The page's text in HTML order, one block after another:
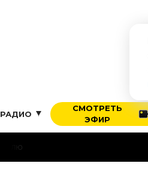
РАДИО
СМОТРЕТЬ
ЭФИР